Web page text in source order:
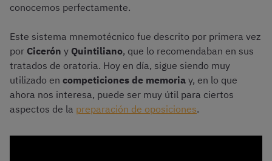
conocemos perfectamente.
Este sistema mnemotécnico fue descrito por primera vez
por Cicerón y Quintiliano, que lo recomendaban en sus
tratados de oratoria. Hoy en día, sigue siendo muy
utilizado en competiciones de memoria y, en lo que
ahora nos interesa, puede ser muy útil para ciertos
aspectos de la preparación de oposiciones.